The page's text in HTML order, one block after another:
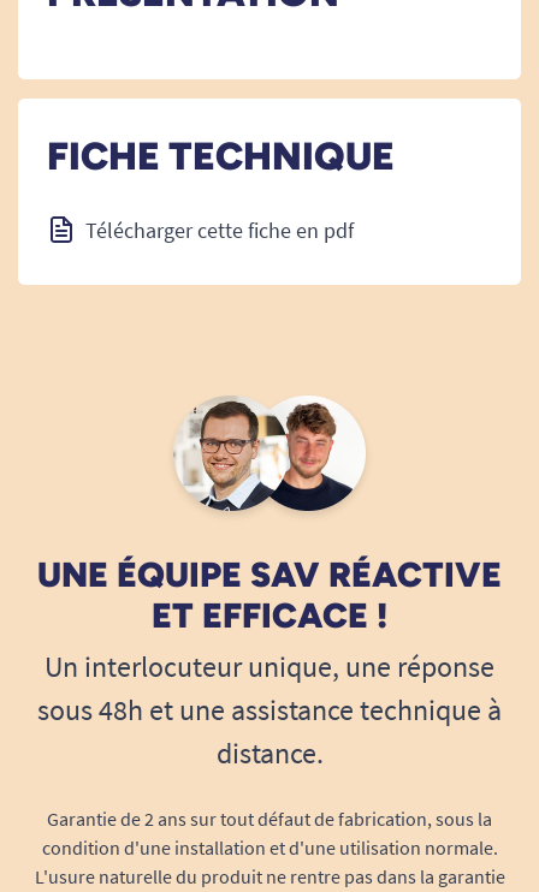
FICHE TECHNIQUE
Télécharger cette fiche en pdf
UNE ÉQUIPE SAV RÉACTIVE
ET EFFICACE !
Un interlocuteur unique, une réponse
sous 48h et une assistance technique à
distance.
Garantie de 2 ans sur tout défaut de fabrication, sous la
condition d'une installation et d'une utilisation normale.
L'usure naturelle du produit ne rentre pas dans la garantie